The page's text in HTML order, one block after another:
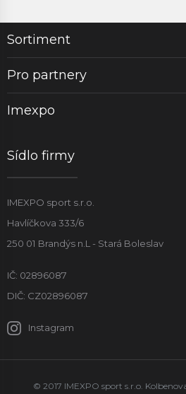
Sortiment
Pro partnery
Imexpo
Sídlo firmy
IMEXPO sport s.r.o.
Havlíčkova 333/6
250 01 Brandýs n.L - Stará Boleslav
IČ: 02896087
DIČ: CZ02896087
Instagram
© 2017 IMEXPO sport s.r.o.